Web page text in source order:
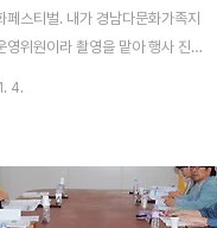
다듬고 어찌할 시간까지는 여전히
. 내일 지면..
페스티벌. 내가 경남다문화가족지
영위원이라 촬영을 맡아 행사 진행
하겠고, 다문화 가족들의 공연 실력
발전하는 것을 느꼈다. 오늘은 공연
4.